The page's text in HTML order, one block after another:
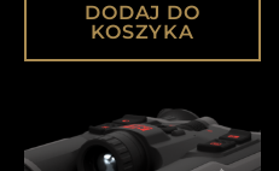
DODAJ DO
KOSZYKA